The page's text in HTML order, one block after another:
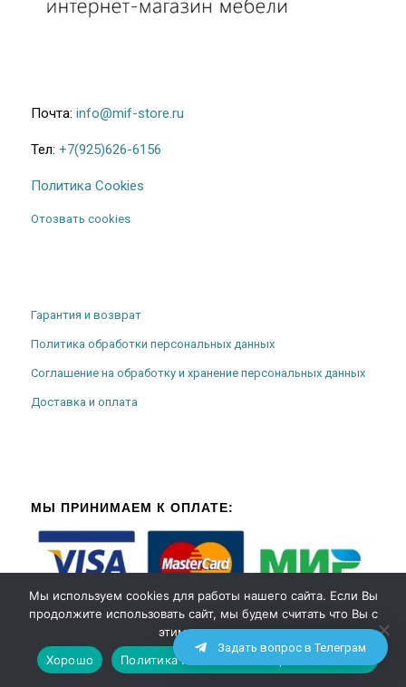
Почта: info@mif-store.ru
Тел: +7(925)626-6156
Политика Cookies
Отозвать cookies
Гарантия и возврат
Политика обработки персональных данных
Соглашение на обработку и хранение персональных данных
Доставка и оплата
МЫ ПРИНИМАЕМ К ОПЛАТЕ:
Задать вопрос в Телеграм
Мы используем cookies для работы нашего сайта. Если Вы
продолжите использовать сайт, мы будем считать что Вы с
этим согласны.
Хорошо
Политика использования файлов cookies